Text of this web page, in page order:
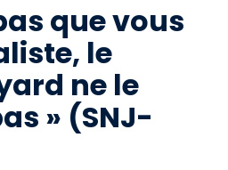
revueque vous
le
ne le
» (SNJ-